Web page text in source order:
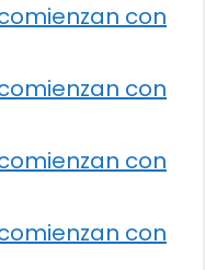
con
con
con
con